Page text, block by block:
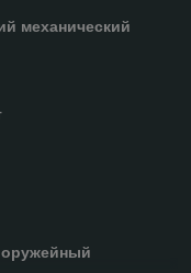
механический